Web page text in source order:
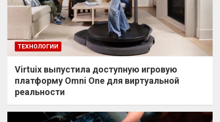
ТЕХНОЛОГИИ
Virtuix выпустила доступную игровую
платформу Omni One для виртуальной
реальности